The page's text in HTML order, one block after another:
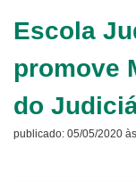
ou
o
menu
Calendário
Cursos
Publicações
Escola
promove
do
publicado: 05/05/2020